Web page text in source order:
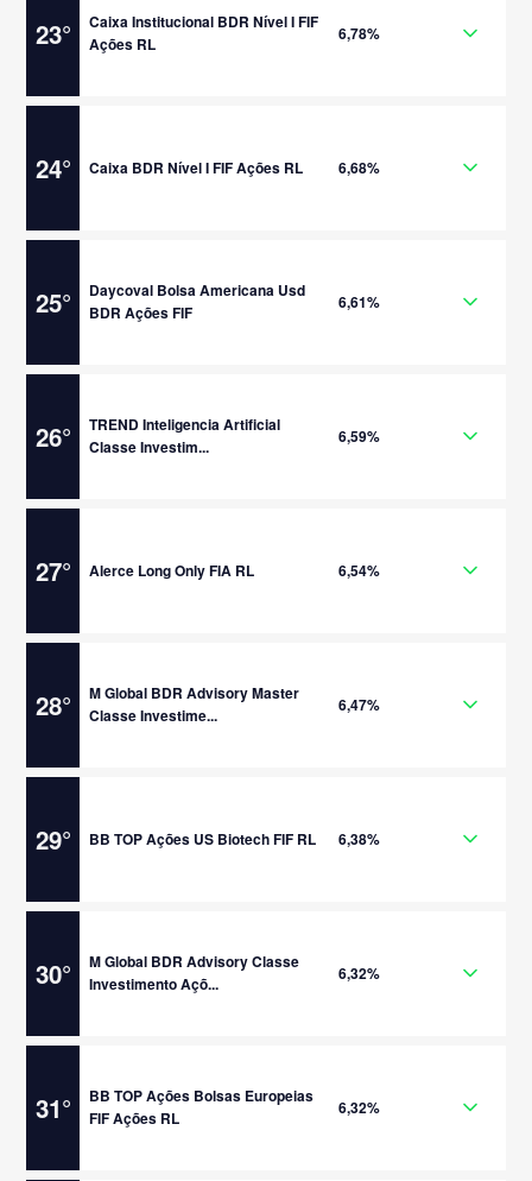
23°
Caixa Institucional BDR Nível I FIF
Ações RL
6,78%
24° Caixa BDR Nível I FIF Ações RL 6,68%
25°
Daycoval Bolsa Americana Usd
BDR Ações FIF
6,61%
26°
TREND Inteligencia Artificial
Classe Investim...
6,59%
27° Alerce Long Only FIA RL 6,54%
28°
M Global BDR Advisory Master
Classe Investime...
6,47%
29° BB TOP Ações US Biotech FIF RL 6,38%
30°
M Global BDR Advisory Classe
Investimento Açõ...
6,32%
31°
BB TOP Ações Bolsas Europeias
FIF Ações RL
6,32%